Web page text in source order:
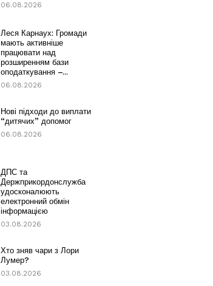
06.08.2026
Леся Карнаух: Громади
мають активніше
працювати над
розширенням бази
оподаткування –...
06.08.2026
Нові підходи до виплати
“дитячих” допомог
06.08.2026
ДПС та
Держприкордонслужба
удосконалюють
електронний обмін
інформацією
03.08.2026
Хто зняв чари з Лори
Лумер?
03.08.2026